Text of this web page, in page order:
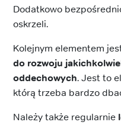
Dodatkowo
oskrzeli.
Kolejnym elementem
do rozwoju
oddechowych. Jest to
którą trzeba bardzo
Należy także regularnie